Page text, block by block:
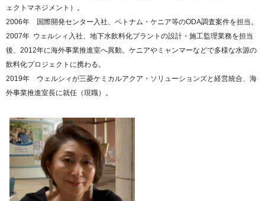
ェクトマネジメント）。
2006年 国際開発センター入社、ベトナム・ケニア等のODA調査案件を担当。
2007年 ウェルシィ入社、地下水飲料化プラントの設計・施工監理業務を担当
後、2012年に海外事業推進室へ異動。ケニアやミャンマーなどで多様な水源の
飲料化プロジェクトに携わる。
2019年 ウェルシィが三菱ケミカルアクア・ソリューションズと経営統合、海
外事業推進室長に就任（現職）。